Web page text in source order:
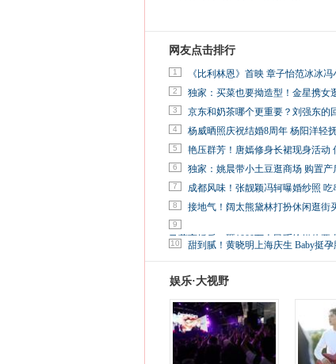
网友点击排行
1 《比利林恩》首映 章子怡范冰冰
2 独家：买菜也要拗造型！金星携女
3 京东和奶茶哪个更重要？刘强东的
4 杨威晒照庆祝结婚8周年 杨阳洋轻
5 艳压群芳！唐嫣修身长裙现身活动
6 独家：姚晨带小土豆逛商场 购置产
7 成都风味！张靓颖冯轲曝婚纱照 吃
8 接地气！阔太熊黛林打扮休闲逛街
9
马蓉离婚后，砸1000万人民币给媒体要
10 甜到腻！黄晓明上海庆生 Baby挺
娱乐·大视野